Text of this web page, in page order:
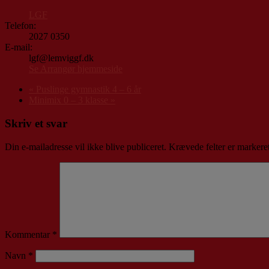
Telefon:
2027 0350
E-mail:
lgf@lemviggf.dk
Skriv et svar
Din e-mailadresse vil ikke blive publiceret. Krævede felter er
Kommentar *
Navn *